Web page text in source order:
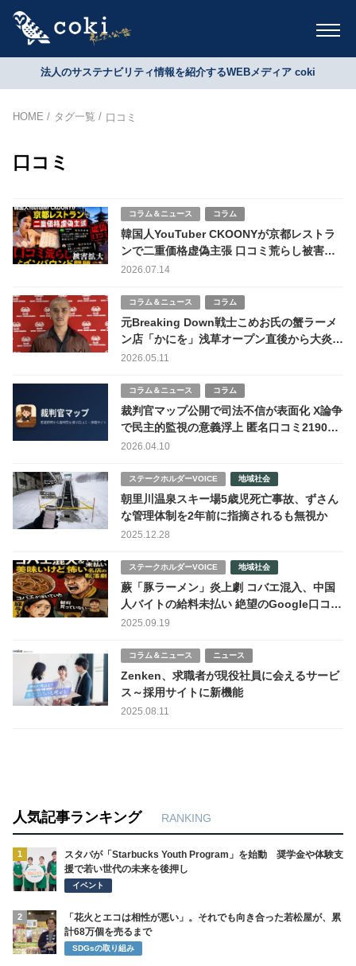
法人のサステナビリティ情報を紹介するWEBメディア coki
HOME タグ一覧 口コミ
口コミ
コラム＆ニュース コラム
韓国人YouTuber CKOONYが京都レストラ
ンで二重価格虚偽主張 口コミ荒らし被害拡
大とインバウンド問題
2026.07.14
コラム＆ニュース コラム
元Breaking Down戦士こめお氏の蟹ラーメ
ン店「かにを」浅草オープン直後から大炎上
Google評価2.0に急落
2026.05.11
コラム＆ニュース コラム
裁判官マップ公開で司法不信が表面化 X論争
で民主的監視の意義浮上 匿名口コミ2190件
超
2026.04.10
ステークホルダーVOICE 地域社会
朝里川温泉スキー場5歳児死亡事故、ずさん
な管理体制を2年前に指摘されるも無視か
2025.12.28
ステークホルダーVOICE 地域社会
蕨「豚ラーメン」炎上劇 コバエ混入、中国
人バイトの給料未払い 絶望のGoogle口コミ
1.7 衛生面地獄絵図の巻
2025.09.19
コラム＆ニュース ニュース
Zenken、求職者が現役社員に会えるサービ
ス～採用サイトに新機能
2025.08.11
人気記事ランキング RANKING
1
スタバが「Starbucks Youth Program」を始動 奨学金や体験支
援で若い世代の未来を後押し
イベント
2
「花火とエコは相性が悪い」。それでも向き合った若松屋が、累
計68万個を売るまで
SDGsの取り組み